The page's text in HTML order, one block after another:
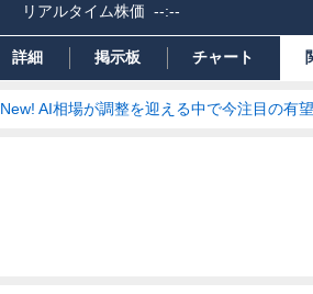
リアルタイム株価 --:--
詳細 掲示板 チャート
New! AI相場が調整を迎える中で今注目の有